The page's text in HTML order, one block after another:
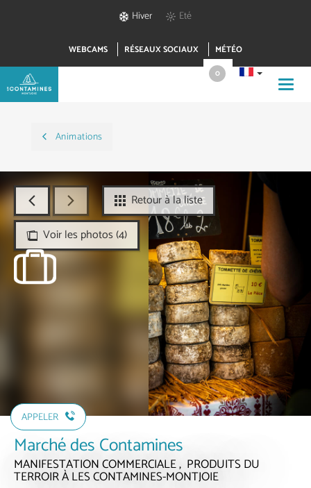
Hiver Eté
WEBCAMS RÉSEAUX SOCIAUX MÉTÉO
0
Animations
Retour à la liste
Voir les photos (4)
APPELER
Marché des Contamines
MANIFESTATION COMMERCIALE , PRODUITS DU
TERROIRÀ LES CONTAMINES-MONTJOIE